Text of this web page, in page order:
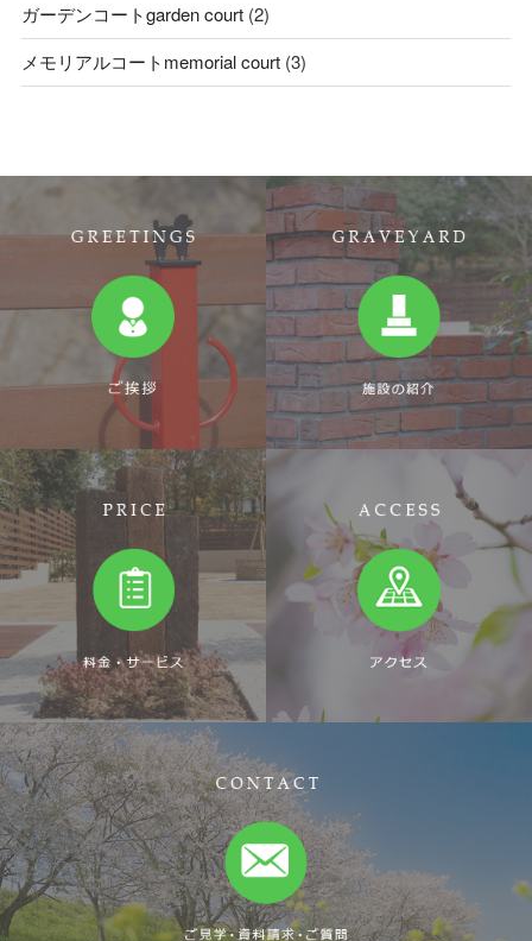
ガーデンコートgarden court(2)
メモリアルコートmemorial court(3)